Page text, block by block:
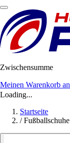
Zwischensumme
Meinen Warenkorb
Loading...
Startseite
/